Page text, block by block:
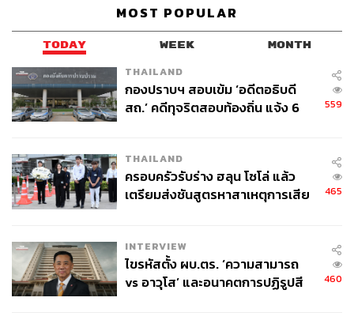
เมธา พันธุ์วราทร
เจ้าของนามปากกา ‘ลูกแม่กิ่ง’ คอลัมนิสต์ที่เล่า
เรื่องกีฬาให้คนนำไปปรับใช้ในชีวิต ซึ่งจะ
ทำให้ได้รับแรงบันดาลใจจากกีฬาที่คุณชื่น
ชอบ ในคอลัมน์ ‘Goal of Life’
MOST POPULAR
TODAY WEEK MONTH
THAILAND
กองปราบฯ สอบเข้ม ‘อดีตอธิบดี
สถ.’ คดีทุจริตสอบท้องถิ่น แจ้ง 6
559
THAILAND
ครอบครัวรับร่าง ฮลุน โซโล่ แล้ว
เตรียมส่งชันสูตรหาสาเหตุการเสีย
465
INTERVIEW
ไขรหัสตั้ง ผบ.ตร. ‘ความสามารถ
vs อาวุโส’ และอนาคตการปฏิรูปสี
460